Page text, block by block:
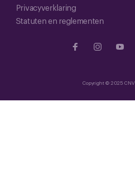
Privacyverklaring
Statuten en reglementen
Copyright © 2025 CNV